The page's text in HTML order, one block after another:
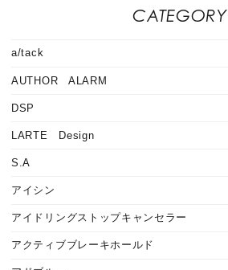
CATEGORY
a/tack
AUTHOR ALARM
DSP
LARTE Design
S.A
アイシン
アイドリングストップキャンセラー
アクティブブレーキホールド